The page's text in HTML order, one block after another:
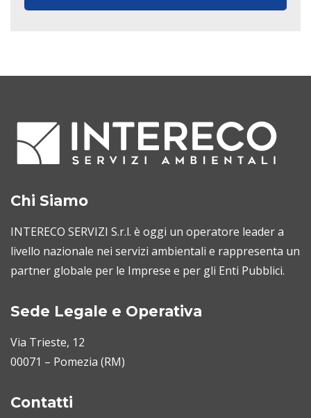
Chi Siamo
INTERECO SERVIZI S.r.l. è oggi un operatore leader a
livello nazionale nei servizi ambientali e rappresenta un
partner globale per le Imprese e per gli Enti Pubblici.
Sede Legale e Operativa
Via Trieste, 12
00071 – Pomezia (RM)
Contatti